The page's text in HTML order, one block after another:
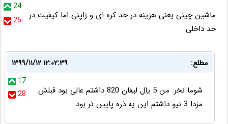
24
25
ماشین چینی یعنی هزینه در حد کره ای و ژاپنی اما کیفیت در
حد داخلی
مطلع:
۱۳۹۹/۱۱/۱۲ ۱۲:۰۲:۳۹
17
28
شوما نخر. من 5 یال لیفان 820 داشتم عالی بود قبلش
مزدا 3 نیو داشتم این یه ذره پایین تر بود